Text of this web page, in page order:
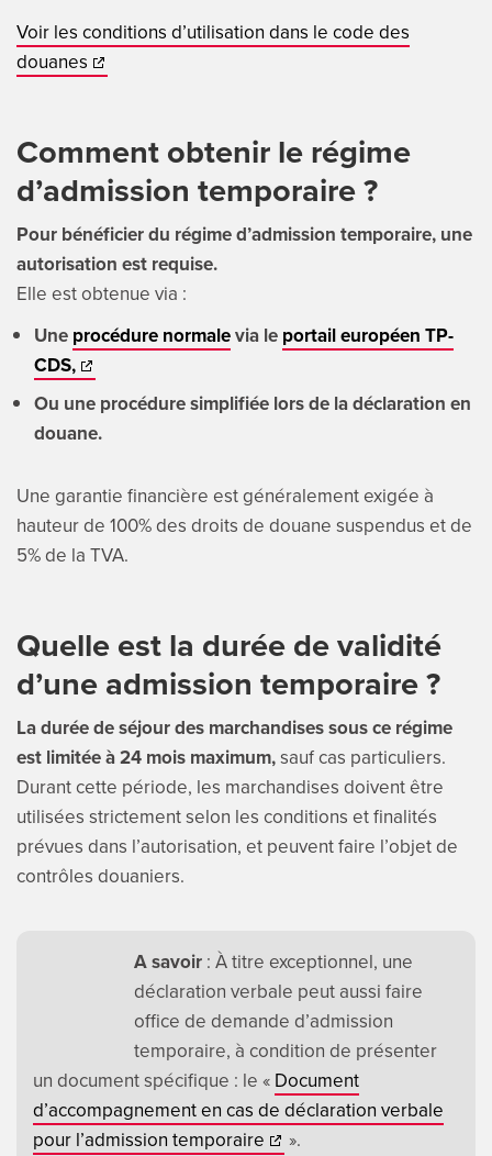
Voir les conditions d’utilisation dans le code des
douanes
Comment obtenir le régime
d’admission temporaire ?
Pour bénéficier du régime d’admission temporaire, une
autorisation est requise.
Elle est obtenue via :
Une procédure normalevia le portail européen TP-
CDS,
Ou une procédure simplifiée lors de la déclaration en
douane.
Une garantie financière est généralement exigée à
hauteur de 100% des droits de douane suspendus et de
5% de la TVA.
Quelle est la durée de validité
d’une admission temporaire ?
La durée de séjour des marchandises sous ce régime
est limitée à 24 mois maximum,sauf cas particuliers.
Durant cette période, les marchandises doivent être
utilisées strictement selon les conditions et finalités
prévues dans l’autorisation, et peuvent faire l’objet de
contrôles douaniers.
A savoir: À titre exceptionnel, une
déclaration verbale peut aussi faire
office de demande d’admission
temporaire, à condition de présenter
un document spécifique : le « Document
d’accompagnement en cas de déclaration verbale
pour l’admission temporaire
».